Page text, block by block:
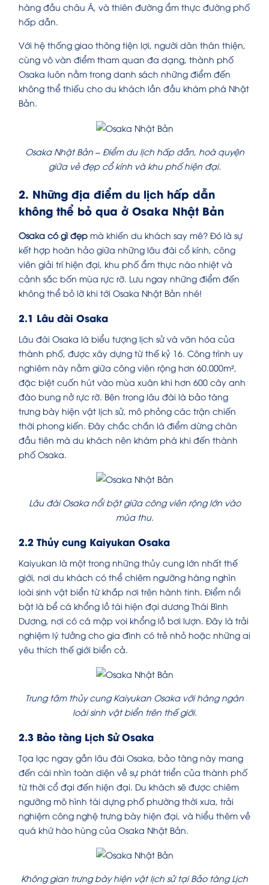
hàng đầu châu Á, và thiên đường ẩm thực đường phố
hấp dẫn.
Với hệ thống giao thông tiện lợi, người dân thân thiện,
cùng vô vàn điểm tham quan đa dạng, thành phố
Osaka luôn nằm trong danh sách những điểm đến
không thể thiếu cho du khách lần đầu khám phá Nhật
Bản.
Osaka Nhật Bản – Điểm du lịch hấp dẫn, hoà quyện
giữa vẻ đẹp cổ kính và khu phố hiện đại.
2. Những địa điểm du lịch hấp dẫn
không thể bỏ qua ở Osaka Nhật Bản
Osaka có gì đẹp mà khiến du khách say mê? Đó là sự
kết hợp hoàn hảo giữa những lâu đài cổ kính, công
viên giải trí hiện đại, khu phố ẩm thực náo nhiệt và
cảnh sắc bốn mùa rực rỡ. Lưu ngay những điểm đến
không thể bỏ lỡ khi tới Osaka Nhật Bản nhé!
2.1 Lâu đài Osaka
Lâu đài Osaka là biểu tượng lịch sử và văn hóa của
thành phố, được xây dựng từ thế kỷ 16. Công trình uy
nghiêm này nằm giữa công viên rộng hơn 60.000m²,
đặc biệt cuốn hút vào mùa xuân khi hơn 600 cây anh
đào bung nở rực rỡ. Bên trong lâu đài là bảo tàng
trưng bày hiện vật lịch sử, mô phỏng các trận chiến
thời phong kiến. Đây chắc chắn là điểm dừng chân
đầu tiên mà du khách nên khám phá khi đến thành
phố Osaka.
Lâu đài Osaka nổi bật giữa công viên rộng lớn vào
mùa thu.
2.2 Thủy cung Kaiyukan Osaka
Kaiyukan là một trong những thủy cung lớn nhất thế
giới, nơi du khách có thể chiêm ngưỡng hàng nghìn
loài sinh vật biển từ khắp nơi trên hành tinh. Điểm nổi
bật là bể cá khổng lồ tái hiện đại dương Thái Bình
Dương, nơi có cá mập voi khổng lồ bơi lượn. Đây là trải
nghiệm lý tưởng cho gia đình có trẻ nhỏ hoặc những ai
yêu thích thế giới biển cả.
Trung tâm thủy cung Kaiyukan Osaka với hàng ngàn
loài sinh vật biển trên thế giới.
2.3 Bảo tàng Lịch Sử Osaka
Tọa lạc ngay gần lâu đài Osaka, bảo tàng này mang
đến cái nhìn toàn diện về sự phát triển của thành phố
từ thời cổ đại đến hiện đại. Du khách sẽ được chiêm
ngưỡng mô hình tái dựng phố phường thời xưa, trải
nghiệm công nghệ trưng bày hiện đại, và hiểu thêm về
quá khứ hào hùng của Osaka Nhật Bản.
Không gian trưng bày hiện vật lịch sử tại Bảo tàng Lịch